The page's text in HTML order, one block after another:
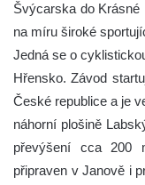
Švýcarska do
na míru široké
Jedná se o
Hřensko. Závod
České republice a je
náhorní plošině
převýšení cca 200
připraven v Janově i